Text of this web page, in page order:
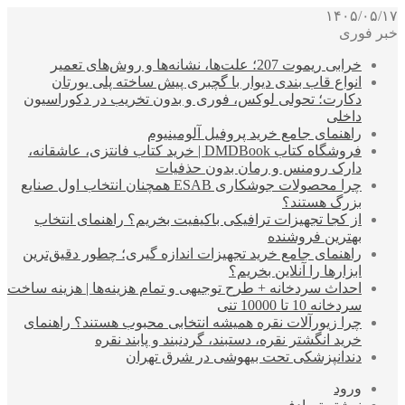
۱۴۰۵/۰۵/۱۷
خبر فوری
خرابی ریموت 207؛ علت‌ها، نشانه‌ها و روش‌های تعمیر
انواع قاب بندی دیوار با گچبری پیش ساخته پلی یورتان
دکارت؛ تحولی لوکس، فوری و بدون تخریب در دکوراسیون
داخلی
راهنمای جامع خرید پروفیل آلومینیوم
فروشگاه کتاب DMDBook | خرید کتاب فانتزی، عاشقانه،
دارک رومنس و رمان بدون حذفیات
چرا محصولات جوشکاری ESAB همچنان انتخاب اول صنایع
بزرگ هستند؟
از کجا تجهیزات ترافیکی باکیفیت بخریم؟ راهنمای انتخاب
بهترین فروشنده
راهنمای جامع خرید تجهیزات اندازه گیری؛ چطور دقیق‌ترین
ابزارها را آنلاین بخریم؟
احداث سردخانه + طرح توجیهی و تمام هزینه‌ها | هزینه ساخت
سردخانه 10 تا 10000 تنی
چرا زیورآلات نقره همیشه انتخابی محبوب هستند؟ راهنمای
خرید انگشتر نقره، دستبند، گردنبند و پابند نقره
دندانپزشکی تحت بیهوشی در شرق تهران
ورود